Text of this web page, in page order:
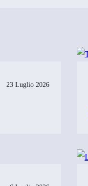
23 Luglio 2026